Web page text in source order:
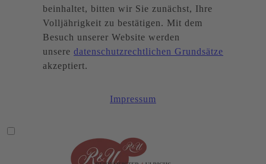
beinhaltet, bitten wir Sie zunächst, Ihre
Volljährigkeit zu bestätigen. Mit dem
Besuch unserer Website werden
unsere datenschutzrechtlichen Grundsätze
akzeptiert.
Impressum